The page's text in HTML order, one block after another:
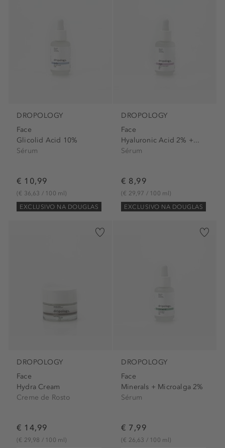
DROPOLOGY
Face
Glicolid Acid 10%
Sérum
€ 10,99
(€ 36,63 / 100 ml)
EXCLUSIVO NA DOUGLAS
DROPOLOGY
Face
Hyaluronic Acid 2% +...
Sérum
€ 8,99
(€ 29,97 / 100 ml)
EXCLUSIVO NA DOUGLAS
DROPOLOGY
Face
Hydra Cream
Creme de Rosto
€ 14,99
(€ 29,98 / 100 ml)
DROPOLOGY
Face
Minerals + Microalga 2%
Sérum
€ 7,99
(€ 26,63 / 100 ml)